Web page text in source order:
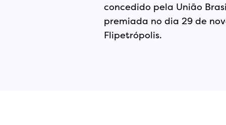
concedido pela União
premiada no dia 29 de
Flipetrópolis.